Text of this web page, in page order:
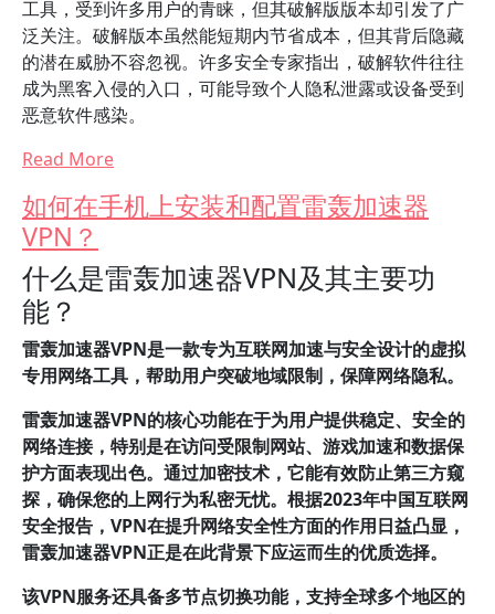
工具，受到许多用户的青睐，但其破解版版本却引发了广
泛关注。破解版本虽然能短期内节省成本，但其背后隐藏
的潜在威胁不容忽视。许多安全专家指出，破解软件往往
成为黑客入侵的入口，可能导致个人隐私泄露或设备受到
恶意软件感染。
Read More
如何在手机上安装和配置雷轰加速器
VPN？
什么是雷轰加速器VPN及其主要功
能？
雷轰加速器VPN是一款专为互联网加速与安全设计的虚拟
专用网络工具，帮助用户突破地域限制，保障网络隐私。
雷轰加速器VPN的核心功能在于为用户提供稳定、安全的
网络连接，特别是在访问受限制网站、游戏加速和数据保
护方面表现出色。通过加密技术，它能有效防止第三方窥
探，确保您的上网行为私密无忧。根据2023年中国互联网
安全报告，VPN在提升网络安全性方面的作用日益凸显，
雷轰加速器VPN正是在此背景下应运而生的优质选择。
该VPN服务还具备多节点切换功能，支持全球多个地区的